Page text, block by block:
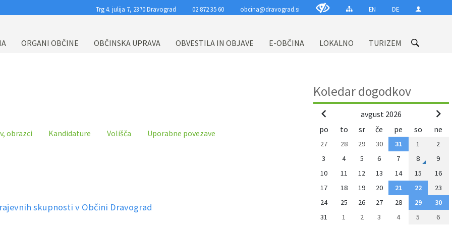
Trg 4. julija 7, 2370 Dravograd 02 872 35 60 obcina@dravograd.si EN DE
ORGANI OBČINE OBČINSKA UPRAVA OBVESTILA IN OBJAVE E-OBČINA LOKALNO TURIZEM
obrazci Kandidature Volišča
Uporabne povezave
skupnosti v Občini Dravograd
Koledar dogodkov
avgust 2026
po
to sr če pe so ne
27 28 29 30 31 1
2
3
4 5 6 7 8
9
10
11 12 13 14 15
16
17
18 19 20 21 22
23
24
25 26 27 28 29
30
31
1 2 3 4 5 6